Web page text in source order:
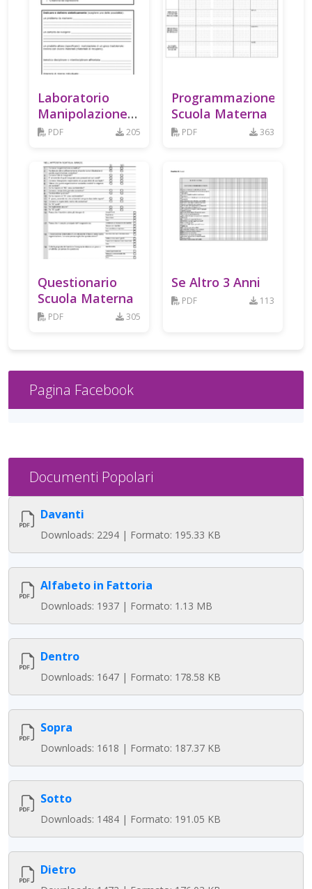
Laboratorio
Manipolazione
Costruzione
PDF 205
Programmazione
Scuola Materna
PDF 363
Questionario
Scuola Materna
PDF 305
Se Altro 3 Anni
PDF 113
Pagina Facebook
Documenti Popolari
Davanti
Downloads: 2294 | Formato: 195.33 KB
Alfabeto in Fattoria
Downloads: 1937 | Formato: 1.13 MB
Dentro
Downloads: 1647 | Formato: 178.58 KB
Sopra
Downloads: 1618 | Formato: 187.37 KB
Sotto
Downloads: 1484 | Formato: 191.05 KB
Dietro